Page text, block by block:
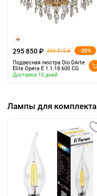
295 850 ₽ 369 815 ₽
-20%
Подвесная люстра Dio DArte
Elite Opera E 1.1.18.600 CG
Доставка 10 дней
Лампы для комплекта